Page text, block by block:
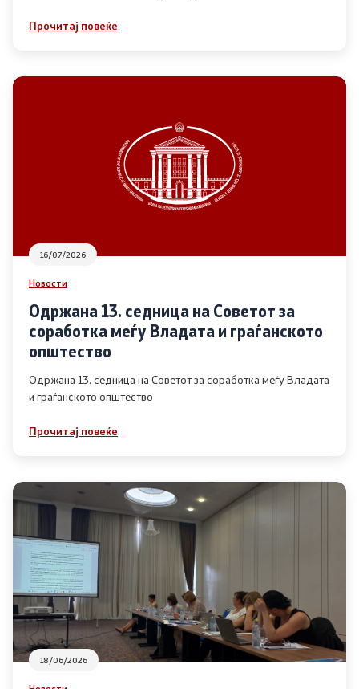
Извештаи
Список на ОЈИ
Контакт
Контакт
Линкови
Изјава за пристапност
Со еден клик до сите услуги
Прочитај повеќе
16/07/2026
Новости
Одржана 13. седница на Советот за
соработка меѓу Владата и граѓанското
општество
Одржана 13. седница на Советот за соработка меѓу Владата
и граѓанското општество
Прочитај повеќе
18/06/2026